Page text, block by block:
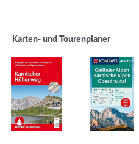
Karten- und Tourenplaner